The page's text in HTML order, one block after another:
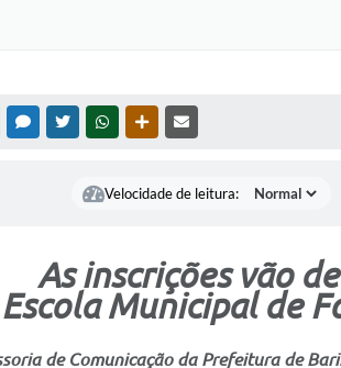
FACEBOOKMESSENGER
TWITTERWHATSAPPOUTRAS MÍDIAS
Velocidade de leitura:
As inscrições vão
Municipal de
de Comunicação da Prefeitura de